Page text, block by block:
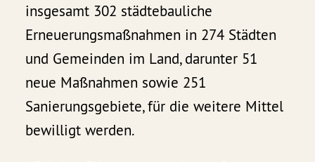
insgesamt 302 städtebauliche
Erneuerungsmaßnahmen in 274 Städten
und Gemeinden im Land, darunter 51
neue Maßnahmen sowie 251
Sanierungsgebiete, für die weitere Mittel
bewilligt werden.